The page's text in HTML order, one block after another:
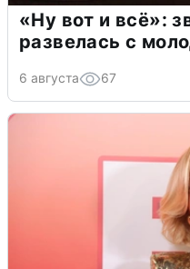
«Ну вот и всё»:
развелась с
6 августа 67